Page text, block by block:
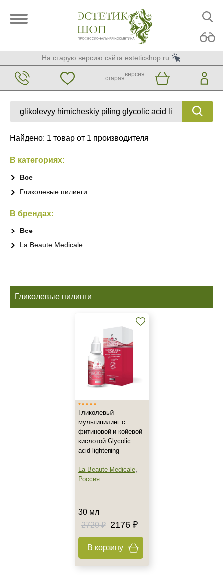
На старую версию сайта esteticshop.ru
старая
версия
Найдено: 1 товар от 1 производителя
В категориях:
Все
Гликолевые пилинги
В брендах:
Все
La Beaute Medicale
Гликолевые пилинги
Гликолевый
мультипилинг с
фитиновой и койевой
кислотой Glycolic
acid lightening
La Beaute Medicale,
Россия
30 мл
2720 ₽
2176 ₽
В корзину